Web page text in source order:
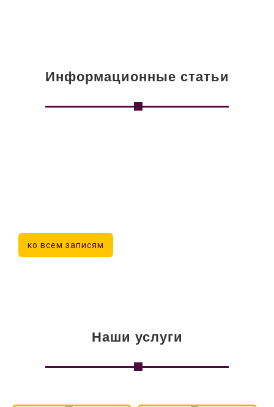
Информационные статьи
ко всем записям
Наши услуги